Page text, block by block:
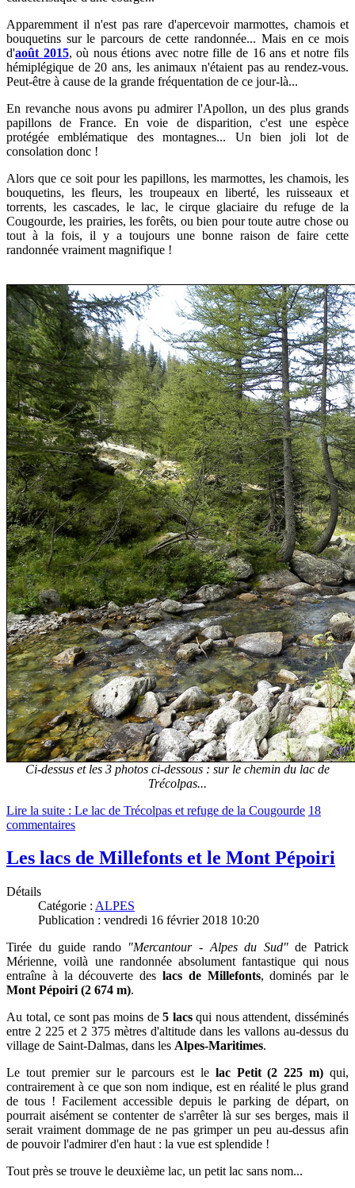
Apparemment il n'est pas rare d'apercevoir marmottes, chamois et
bouquetins sur le parcours de cette randonnée... Mais en ce mois
d'août 2015, où nous étions avec notre fille de 16 ans et notre fils
hémiplégique de 20 ans, les animaux n'étaient pas au rendez-vous.
Peut-être à cause de la grande fréquentation de ce jour-là...
En revanche nous avons pu admirer l'Apollon, un des plus grands
papillons de France. En voie de disparition, c'est une espèce
protégée emblématique des montagnes... Un bien joli lot de
consolation donc !
Alors que ce soit pour les papillons, les marmottes, les chamois, les
bouquetins, les fleurs, les troupeaux en liberté, les ruisseaux et
torrents, les cascades, le lac, le cirque glaciaire du refuge de la
Cougourde, les prairies, les forêts, ou bien pour toute autre chose ou
tout à la fois, il y a toujours une bonne raison de faire cette
randonnée vraiment magnifique !
Ci-dessus et les 3 photos ci-dessous : sur le chemin du lac de
Trécolpas...
Lire la suite : Le lac de Trécolpas et refuge de la Cougourde 18
commentaires
Les lacs de Millefonts et le Mont Pépoiri
Détails
Catégorie : ALPES
Publication : vendredi 16 février 2018 10:20
Tirée du guide rando "Mercantour - Alpes du Sud"de Patrick
Mérienne, voilà une randonnée absolument fantastique qui nous
entraîne à la découverte des lacs de Millefonts, dominés par le
Mont Pépoiri (2 674 m).
Au total, ce sont pas moins de5 lacsqui nous attendent, disséminés
entre 2 225 et 2 375 mètres d'altitude dans les vallons au-dessus du
village de Saint-Dalmas, dans les Alpes-Maritimes.
Le tout premier sur le parcours est le lac Petit (2 225 m) qui,
contrairement à ce que son nom indique, est en réalité le plus grand
de tous ! Facilement accessible depuis le parking de départ, on
pourrait aisément se contenter de s'arrêter là sur ses berges, mais il
serait vraiment dommage de ne pas grimper un peu au-dessus afin
de pouvoir l'admirer d'en haut : la vue est splendide !
Tout près se trouve le deuxième lac, un petit lac sans nom...